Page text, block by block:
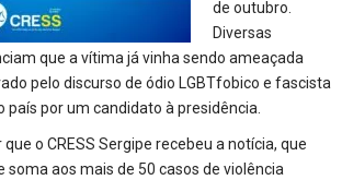
de outubro.
Diversas
que a vítima já vinha sendo ameaçada
pelo discurso de ódio LGBTfobico e fascista
país por um candidato à presidência.
o CRESS Sergipe recebeu a notícia, que
soma aos mais de 50 casos de violência